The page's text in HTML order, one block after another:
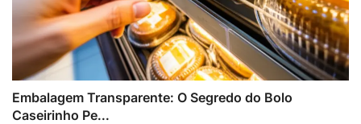
Embalagem Transparente: O Segredo do Bolo
Caseirinho Pe...